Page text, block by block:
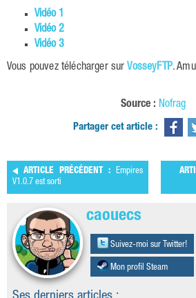
Vidéo 1
Vidéo 2
Vidéo 3
Vous pouvez télécharger surVosseyFTP.
Source : Nofrag
Partager cet article :
ARTICLE PRÉCÉDENT : Empires
V1.0.7 est sorti
caouecs
Suivez-moi sur Twitter!
Mon profil Steam